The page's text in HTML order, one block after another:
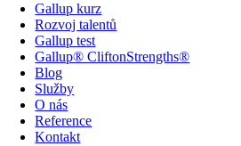
Gallup kurz
Rozvoj talentů
Gallup test
Gallup® CliftonStrengths®
Blog
Služby
O nás
Reference
Kontakt